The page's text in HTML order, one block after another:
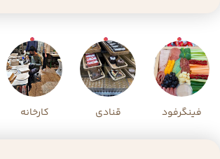
اردو خوری
تخته سرور
شکلات خوری
دسرخوری و عسل خوری
فینگرفود قنادی کارخانه